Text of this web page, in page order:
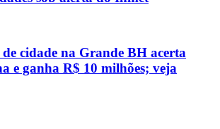
cidade na Grande BH acerta
e ganha R$ 10 milhões; veja